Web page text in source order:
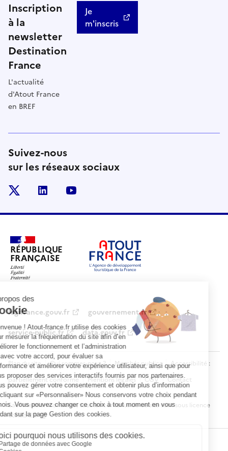
Inscription
à la
newsletter
Destination
France
L'actualité
d'Atout France
en BREF
Je
m'inscris
Suivez-nous
sur les réseaux sociaux
linkedin
RÉPUBLIQUE
FRANÇAISE
legifrance.gouv.fr
gouvernement.fr
service-public.fr
data.gouv.fr
Plan du site Qui sommes-nous ? Marchés publics
Accessibilité :
partiellement conforme
Mentions légales CGV Contact
Sauf mention contraire, tous les contenus de ce site sont sous licence
etalab-2.0